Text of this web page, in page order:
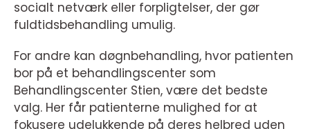
socialt netværk eller forpligtelser, der gør
fuldtidsbehandling umulig.
For andre kan døgnbehandling, hvor patienten
bor på et behandlingscenter som
Behandlingscenter Stien, være det bedste
valg. Her får patienterne mulighed for at
fokusere udelukkende på deres helbred uden